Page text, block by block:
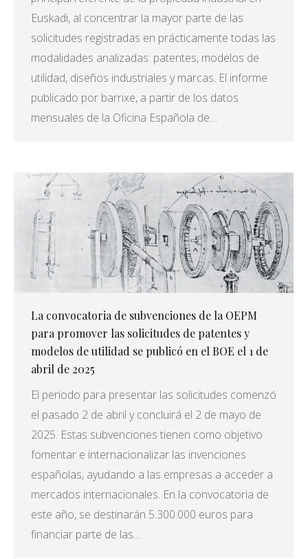
Euskadi, al concentrar la mayor parte de las
solicitudes registradas en prácticamente todas las
modalidades analizadas: patentes, modelos de
utilidad, diseños industriales y marcas. El informe
publicado por barrixe, a partir de los datos
mensuales de la Oficina Española de…
La convocatoria de subvenciones de la OEPM
para promover las solicitudes de patentes y
modelos de utilidad se publicó en el BOE el 1 de
abril de 2025
El periodo para presentar las solicitudes comenzó
el pasado 2 de abril y concluirá el 2 de mayo de
2025. Estas subvenciones tienen como objetivo
fomentar e internacionalizar las invenciones
españolas, ayudando a las empresas a acceder a
mercados internacionales. En la convocatoria de
este año, se destinarán 5.300.000 euros para
financiar parte de las…